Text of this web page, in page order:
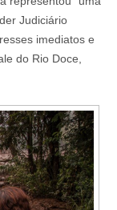
Judiciário
imediatos e
do Rio Doce,